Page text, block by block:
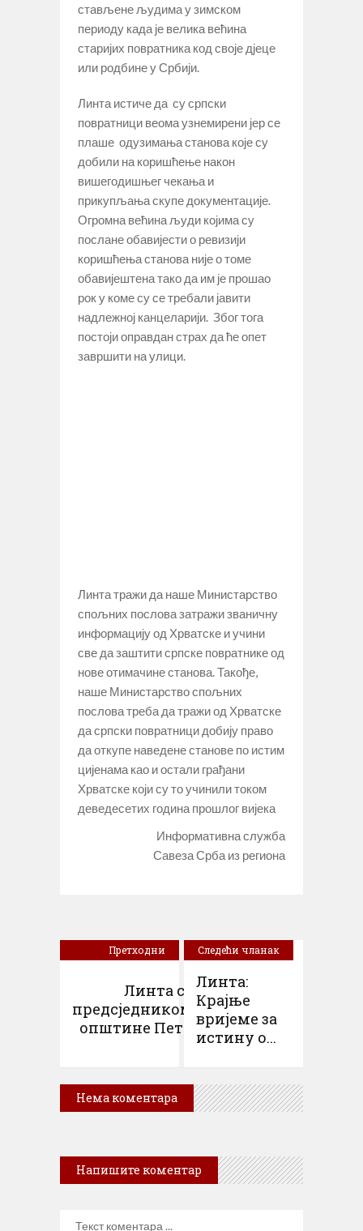
стављене људима у зимском
периоду када је велика већина
старијих повратника код своје дјеце
или родбине у Србији.
Линта истиче да су српски
повратници веома узнемирени јер се
плаше одузимања станова које су
добили на коришћење након
вишегодишњег чекања и
прикупљања скупе документације.
Огромна већина људи којима су
послане обавијести о ревизији
коришћења станова није о томе
обавијештена тако да им је прошао
рок у коме су се требали јавити
надлежној канцеларији. Због тога
постоји оправдан страх да ће опет
завршити на улици.
Линта тражи да наше Министарство
спољних послова затражи званичну
информацију од Хрватске и учини
све да заштити српске повратнике од
нове отимачине станова. Такође,
наше Министарство спољних
послова треба да тражи од Хрватске
да српски повратници добију право
да откупе наведене станове по истим
цијенама као и остали грађани
Хрватске који су то учинили током
деведесетих година прошлог вијека
Информативна служба
Савеза Срба из региона
Претходни
Линта са
предсједником
општине Пет...
Следећи чланак
Линта:
Крајње
вријеме за
истину о...
Нема коментара
Напишите коментар